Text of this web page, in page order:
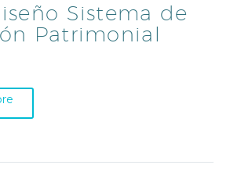
Sistema de
Patrimonial